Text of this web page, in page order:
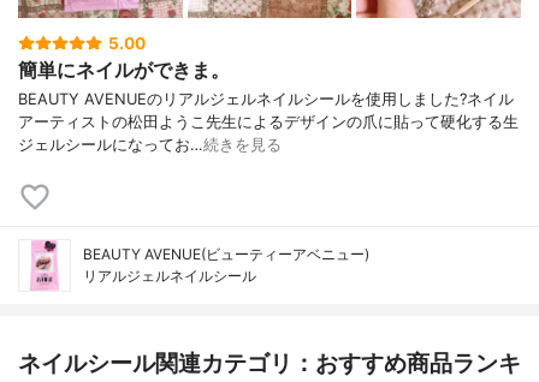
5.00
簡単にネイルができま。
BEAUTY AVENUEのリアルジェルネイルシールを使用しました?ネイル
アーティストの松田ようこ先生によるデザインの爪に貼って硬化する生
ジェルシールになってお…続きを見る
BEAUTY AVENUE(ビューティーアベニュー)
リアルジェルネイルシール
ネイルシール関連カテゴリ：おすすめ商品ランキ